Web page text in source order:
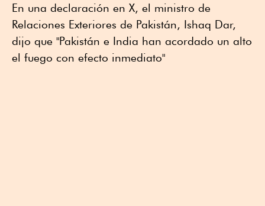
En una declaración en X, el ministro de
Relaciones Exteriores de Pakistán, Ishaq Dar,
dijo que "Pakistán e India han acordado un alto
el fuego con efecto inmediato"